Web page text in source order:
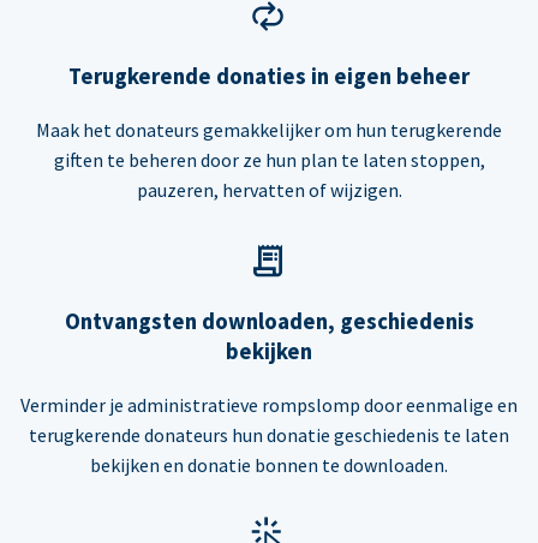
Terugkerende donaties in eigen beheer
Maak het donateurs gemakkelijker om hun terugkerende
giften te beheren door ze hun plan te laten stoppen,
pauzeren, hervatten of wijzigen.
Ontvangsten downloaden, geschiedenis
bekijken
Verminder je administratieve rompslomp door eenmalige en
terugkerende donateurs hun donatie geschiedenis te laten
bekijken en donatie bonnen te downloaden.